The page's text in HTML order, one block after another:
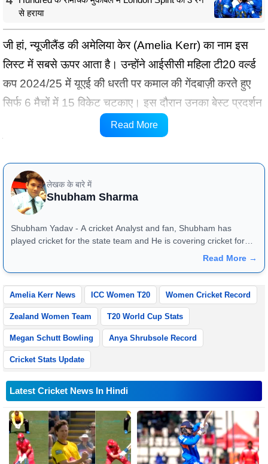
से हराया
जी हां, न्यूजीलैंड की अमेलिया केर (Amelia Kerr) का नाम इस
लिस्ट में सबसे ऊपर आता है। उन्होंने आईसीसी महिला टी20 वर्ल्ड
कप 2024/25 में यूएई की धरती पर कमाल की गेंदबाज़ी करते हुए
सिर्फ 6 मैचों में 15 विकेट चटकाए। इस दौरान उनका बेस्ट प्रदर्शन
26 रन देकर 4 विकेट रहा। केर का औसत सिर्फ 7.33 और
इकॉनमी 4.85 रही, जो उनके शानदार कंट्रोल को दिखाता है।
Read More
लेखक के बारे में
Shubham Sharma
Shubham Yadav - A cricket Analyst and fan, Shubham has
played cricket for the state team and He is covering cricket for
the last 5 years and has worked with Various News Channels in
Read More →
Amelia Kerr News ICC Women T20 Women Cricket Record
Zealand Women Team T20 World Cup Stats
Megan Schutt Bowling Anya Shrubsole Record
Cricket Stats Update
Latest Cricket News In Hindi